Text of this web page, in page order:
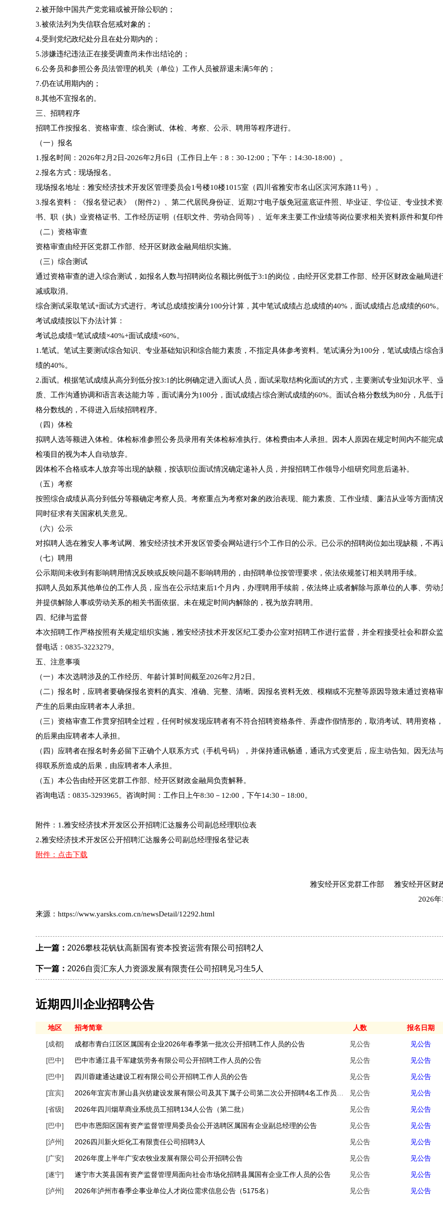
2.被开除中国共产党党籍或被开除公职的；
3.被依法列为失信联合惩戒对象的；
4.受到党纪政纪处分且在处分期内的；
5.涉嫌违纪违法正在接受调查尚未作出结论的；
6.公务员和参照公务员法管理的机关（单位）工作人员被辞退未满5年的；
7.仍在试用期内的；
8.其他不宜报名的。
三、招聘程序
招聘工作按报名、资格审查、综合测试、体检、考察、公示、聘用等程序进行。
（一）报名
1.报名时间：2026年2月2日-2026年2月6日（工作日上午：8：30-12:00；下午：14:30-18:00）。
2.报名方式：现场报名。
现场报名地址：雅安经济技术开发区管理委员会1号楼10楼1015室（四川省雅安市名山区滨河东路11号）。
3.报名资料：《报名登记表》（附件2）、第二代居民身份证、近期2寸电子版免冠蓝底证件照、毕业证、学位证、专业技术
书、职（执）业资格证书、工作经历证明（任职文件、劳动合同等）、近年来主要工作业绩等岗位要求相关资料原件和复印件
（二）资格审查
资格审查由经开区党群工作部、经开区财政金融局组织实施。
（三）综合测试
通过资格审查的进入综合测试，如报名人数与招聘岗位名额比例低于3:1的岗位，由经开区党群工作部、经开区财政金融局进
减或取消。
综合测试采取笔试+面试方式进行。考试总成绩按满分100分计算，其中笔试成绩占总成绩的40%，面试成绩占总成绩的60%。
考试成绩按以下办法计算：
考试总成绩=笔试成绩×40%+面试成绩×60%。
1.笔试。笔试主要测试综合知识、专业基础知识和综合能力素质，不指定具体参考资料。笔试满分为100分，笔试成绩占综合
绩的40%。
2.面试。根据笔试成绩从高分到低分按3:1的比例确定进入面试人员，面试采取结构化面试的方式，主要测试专业知识水平、
质、工作沟通协调和语言表达能力等，面试满分为100分，面试成绩占综合测试成绩的60%。面试合格分数线为80分，凡低于
格分数线的，不得进入后续招聘程序。
（四）体检
拟聘人选等额进入体检。体检标准参照公务员录用有关体检标准执行。体检费由本人承担。因本人原因在规定时间内不能完
检项目的视为本人自动放弃。
因体检不合格或本人放弃等出现的缺额，按该职位面试情况确定递补人员，并报招聘工作领导小组研究同意后递补。
（五）考察
按照综合成绩从高分到低分等额确定考察人员。考察重点为考察对象的政治表现、能力素质、工作业绩、廉洁从业等方面情
同时征求有关国家机关意见。
（六）公示
对拟聘人选在雅安人事考试网、雅安经济技术开发区管委会网站进行5个工作日的公示。已公示的招聘岗位如出现缺额，不再
（七）聘用
公示期间未收到有影响聘用情况反映或反映问题不影响聘用的，由招聘单位按管理要求，依法依规签订相关聘用手续。
拟聘人员如系其他单位的工作人员，应当在公示结束后1个月内，办理聘用手续前，依法终止或者解除与原单位的人事、劳动
并提供解除人事或劳动关系的相关书面依据。未在规定时间内解除的，视为放弃聘用。
四、纪律与监督
本次招聘工作严格按照有关规定组织实施，雅安经济技术开发区纪工委办公室对招聘工作进行监督，并全程接受社会和群众
督电话：0835-3223279。
五、注意事项
（一）本次选聘涉及的工作经历、年龄计算时间截至2026年2月2日。
（二）报名时，应聘者要确保报名资料的真实、准确、完整、清晰。因报名资料无效、模糊或不完整等原因导致未通过资格
产生的后果由应聘者本人承担。
（三）资格审查工作贯穿招聘全过程，任何时候发现应聘者有不符合招聘资格条件、弄虚作假情形的，取消考试、聘用资格
的后果由应聘者本人承担。
（四）应聘者在报名时务必留下正确个人联系方式（手机号码），并保持通讯畅通，通讯方式变更后，应主动告知。因无法
得联系所造成的后果，由应聘者本人承担。
（五）本公告由经开区党群工作部、经开区财政金融局负责解释。
咨询电话：0835-3293965。咨询时间：工作日上午8:30－12:00，下午14:30－18:00。
附件：1.雅安经济技术开发区公开招聘汇达服务公司副总经理职位表
2.雅安经济技术开发区公开招聘汇达服务公司副总经理报名登记表
附件：点击下载
雅安经开区党群工作部 雅安经开区财
2026
来源：https://www.yarsks.com.cn/newsDetail/12292.html
上一篇： 2026攀枝花钒钛高新国有资本投资运营有限公司招聘2人
下一篇： 2026自贡汇东人力资源发展有限责任公司招聘见习生5人
近期四川企业招聘公告
地区 招考简章 人数 报名日期
[成都] 成都市青白江区区属国有企业2026年春季第一批次公开招聘工作人员的公告 见公告 见公告
[巴中] 巴中市通江县千军建筑劳务有限公司公开招聘工作人员的公告 见公告 见公告
[巴中] 四川蓉建通达建设工程有限公司公开招聘工作人员的公告 见公告 见公告
[宜宾] 见公告 见公告
[省级] 2026年四川烟草商业系统员工招聘134人公告（第二批） 见公告 见公告
[巴中] 巴中市恩阳区国有资产监督管理局委员会公开选聘区属国有企业副总经理的公告 见公告 见公告
[泸州] 2026四川新火炬化工有限责任公司招聘3人 见公告 见公告
[广安] 2026年度上半年广安农牧业发展有限公司公开招聘公告 见公告 见公告
[遂宁] 遂宁市大英县国有资产监督管理局面向社会市场化招聘县属国有企业工作人员的公告 见公告 见公告
[泸州] 2026年泸州市春季企事业单位人才岗位需求信息公告（5175名） 见公告 见公告